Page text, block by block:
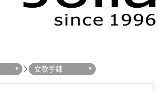
女款手鍊